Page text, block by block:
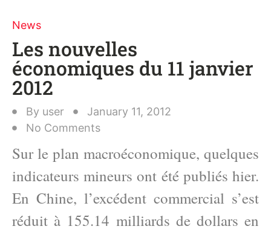
News
Les nouvelles
économiques du 11 janvier
2012
By user
January 11, 2012
No Comments
Sur le plan macroéconomique, quelques
indicateurs mineurs ont été publiés hier.
En Chine, l’excédent commercial s’est
réduit à 155.14 milliards de dollars en